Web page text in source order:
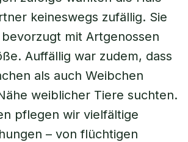
keineswegs zufällig. Sie
mit Artgenossen
Auffällig war zudem, dass
als auch Weibchen
weiblicher Tiere suchten.
pflegen wir vielfältige
– von flüchtigen